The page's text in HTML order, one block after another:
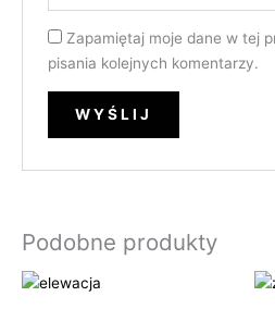
Zapamiętaj moje dane w tej
pisania kolejnych komentarzy.
Podobne produkty